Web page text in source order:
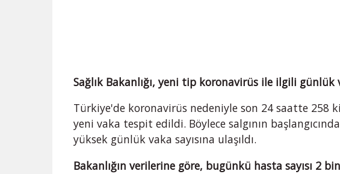
Sağlık Bakanlığı, yeni tip koronavirüs ile ilgili günlük
Türkiye'de koronavirüs nedeniyle son 24 saatte 258
yeni vaka tespit edildi. Böylece salgının
yüksek günlük vaka sayısına ulaşıldı.
Bakanlığın verilerine göre, bugünkü hasta sayısı 2